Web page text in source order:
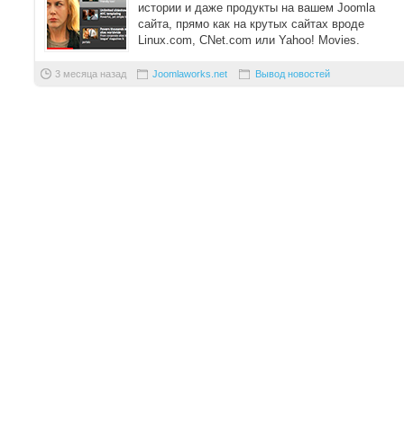
истории и даже продукты на вашем Joomla
сайта, прямо как на крутых сайтах вроде
Linux.com, CNet.com или Yahoo! Movies.
3 месяца назад Joomlaworks.net Вывод новостей